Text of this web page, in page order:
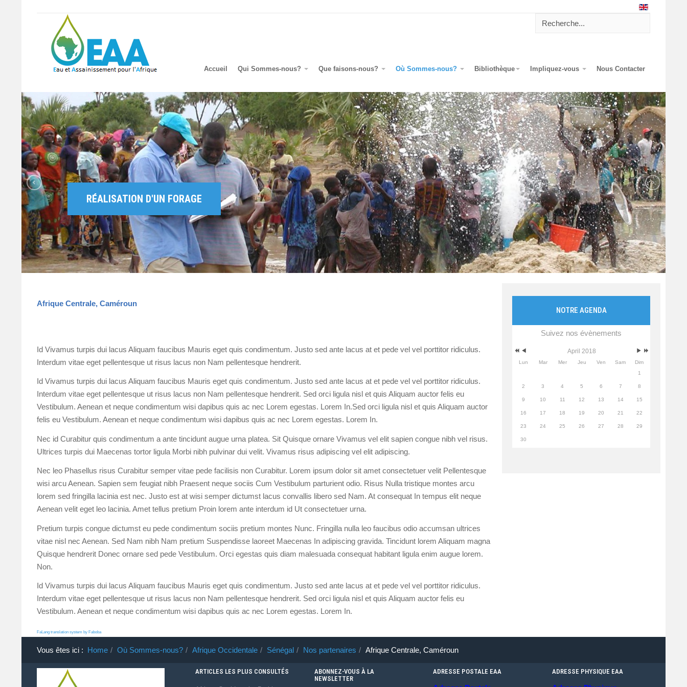
Accueil Qui Sommes-nous? Que faisons-nous? Où Sommes-nous? Bibliothèque Impliquez-vous Nous Contacter
RÉALISATION D'UN FORAGE
Afrique Centrale, Caméroun
Id Vivamus turpis dui lacus Aliquam faucibus Mauris eget quis condimentum. Justo sed ante lacus at et pede vel vel porttitor ridiculus.
Interdum vitae eget pellentesque ut risus lacus non Nam pellentesque hendrerit.
Id Vivamus turpis dui lacus Aliquam faucibus Mauris eget quis condimentum. Justo sed ante lacus at et pede vel vel porttitor ridiculus.
Interdum vitae eget pellentesque ut risus lacus non Nam pellentesque hendrerit. Sed orci ligula nisl et quis Aliquam auctor felis eu
Vestibulum. Aenean et neque condimentum wisi dapibus quis ac nec Lorem egestas. Lorem In.Sed orci ligula nisl et quis Aliquam auctor
felis eu Vestibulum. Aenean et neque condimentum wisi dapibus quis ac nec Lorem egestas. Lorem In.
Nec id Curabitur quis condimentum a ante tincidunt augue urna platea. Sit Quisque ornare Vivamus vel elit sapien congue nibh vel risus.
Ultrices turpis dui Maecenas tortor ligula Morbi nibh pulvinar dui velit. Vivamus risus adipiscing vel elit adipiscing.
Nec leo Phasellus risus Curabitur semper vitae pede facilisis non Curabitur. Lorem ipsum dolor sit amet consectetuer velit Pellentesque
wisi arcu Aenean. Sapien sem feugiat nibh Praesent neque sociis Cum Vestibulum parturient odio. Risus Nulla tristique montes arcu
lorem sed fringilla lacinia est nec. Justo est at wisi semper dictumst lacus convallis libero sed Nam. At consequat In tempus elit neque
Aenean velit eget leo lacinia. Amet tellus pretium Proin lorem ante interdum id Ut consectetuer urna.
Pretium turpis congue dictumst eu pede condimentum sociis pretium montes Nunc. Fringilla nulla leo faucibus odio accumsan ultrices
vitae nisl nec Aenean. Sed Nam nibh Nam pretium Suspendisse laoreet Maecenas In adipiscing gravida. Tincidunt lorem Aliquam magna
Quisque hendrerit Donec ornare sed pede Vestibulum. Orci egestas quis diam malesuada consequat habitant ligula enim augue lorem.
Non.
Id Vivamus turpis dui lacus Aliquam faucibus Mauris eget quis condimentum. Justo sed ante lacus at et pede vel vel porttitor ridiculus.
Interdum vitae eget pellentesque ut risus lacus non Nam pellentesque hendrerit. Sed orci ligula nisl et quis Aliquam auctor felis eu
Vestibulum. Aenean et neque condimentum wisi dapibus quis ac nec Lorem egestas. Lorem In.
FaLang translation system by Faboba
NOTRE AGENDA
Suivez nos évènements
April 2018
Lun Mar Mer Jeu Ven Sam
Dim
1
2 3 4 5 6 7 8
9 10 11 12 13 14 15
16 17 18 19 20 21 22
23 24 25 26 27 28 29
30
Vous êtes ici : Home Où Sommes-nous? Afrique Occidentale Sénégal Nos partenaires Afrique Centrale, Caméroun
ARTICLES LES PLUS CONSULTÉS
ABONNEZ-VOUS À LA
NEWSLETTER
ADRESSE POSTALE EAA ADRESSE PHYSIQUE EAA